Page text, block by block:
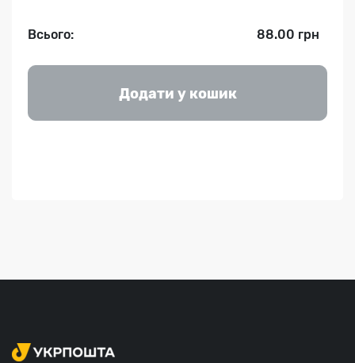
Всього: 88.00 грн
Додати у кошик